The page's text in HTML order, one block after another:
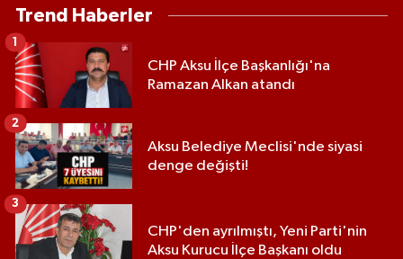
Trend Haberler
CHP Aksu İlçe Başkanlığı'na
Ramazan Alkan atandı
1
Aksu Belediye Meclisi'nde siyasi
denge değişti!
2
CHP'den ayrılmıştı, Yeni Parti'nin
Aksu Kurucu İlçe Başkanı oldu
3